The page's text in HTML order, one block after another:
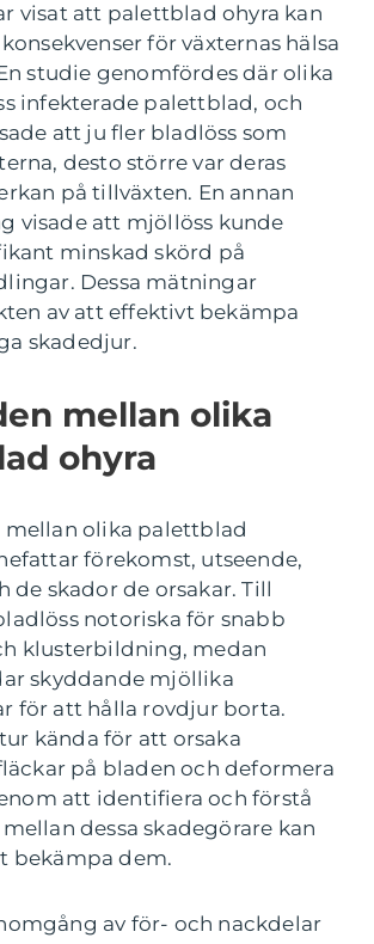
visat att palettblad ohyra kan
för växternas hälsa
studie genomfördes där olika
infekterade palettblad, och
att ju fler bladlöss som
desto större var deras
på tillväxten. En annan
visade att mjöllöss kunde
minskad skörd på
Dessa mätningar
av att effektivt bekämpa
skadedjur.
mellan olika
ohyra
mellan olika palettblad
förekomst, utseende,
de skador de orsakar. Till
notoriska för snabb
klusterbildning, medan
skyddande mjöllika
för att hålla rovdjur borta.
kända för att orsaka
på bladen och deformera
att identifiera och förstå
dessa skadegörare kan
bekämpa dem.
av för- och nackdelar